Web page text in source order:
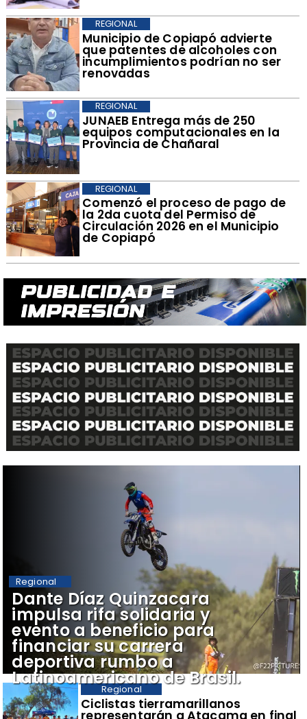
Municipio de Copiapó advierte
que patentes de alcoholes con
incumplimientos podrían no ser
renovadas
REGIONAL
​JUNAEB Entrega más de 250
equipos computacionales en la
Provincia de Chañaral
REGIONAL
​Comenzó el proceso de pago de
la 2da cuota del Permiso de
Circulación 2026 en el Municipio
de Copiapó
REGIONAL
​Ciclistas tierramarillanos
representarán a Atacama en final
Regional
Dante Díaz Quinzacara
impulsa rifa solidaria y
evento a beneficio para
financiar su carrera
deportiva rumbo a
Latinoamericano de Brasil.
Regional